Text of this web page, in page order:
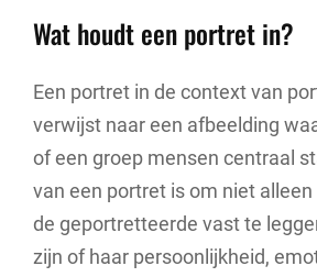
Wat houdt een portret in?
Een portret in de context van
verwijst naar een afbeelding
of een groep mensen centraal
van een portret is om niet
de geportretteerde vast te
zijn of haar persoonlijkheid,